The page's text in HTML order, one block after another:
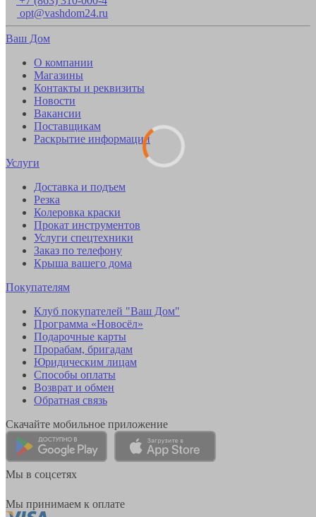
opt@vashdom24.ru
Ваш Дом
О компании
Магазины
Контакты и реквизиты
Новости
Вакансии
Поставщикам
Раскрытие информации
Услуги
Доставка и подъем
Резка
Колеровка краски
Прокат инструментов
Услуги спецтехники
Заказ по телефону
Крыша вашего дома
Покупателям
Клуб покупателей "Ваш Дом"
Программа «Новосёл»
Подарочные карты
Прорабам, бригадам
Юридическим лицам
Способы оплаты
Возврат и обмен
Обратная связь
Скачайте мобильное приложение
Мы в соцсетях
Мы принимаем к оплате